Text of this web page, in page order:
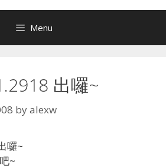
Menu
出囉~
byalexw
囉~
~